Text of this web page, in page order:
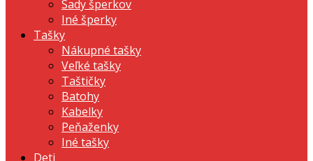
Sady šperkov
Iné šperky
Tašky
Nákupné tašky
Veľké tašky
Taštičky
Batohy
Kabelky
Peňaženky
Iné tašky
Deti